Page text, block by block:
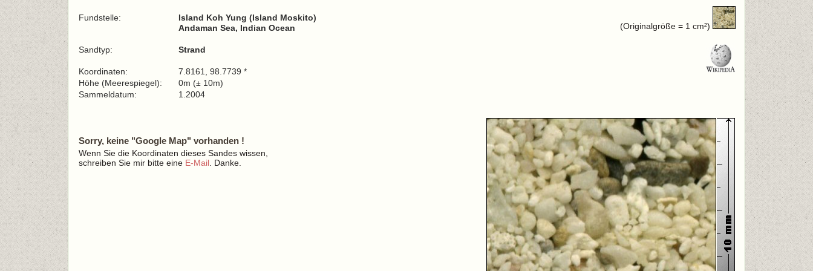
(Originalgröße = 1 cm²)
Fundstelle:
Island Koh Yung (Island Moskito)
Andaman Sea, Indian Ocean
Sandtyp: Strand
Koordinaten:
7.8161, 98.7739 *
Höhe (Meerespiegel):
0m (± 10m)
Sammeldatum:
1.2004
Sorry, keine "Google Map" vorhanden !
Wenn Sie die Koordinaten dieses Sandes wissen,
schreiben Sie mir bitte eine E-Mail . Danke.